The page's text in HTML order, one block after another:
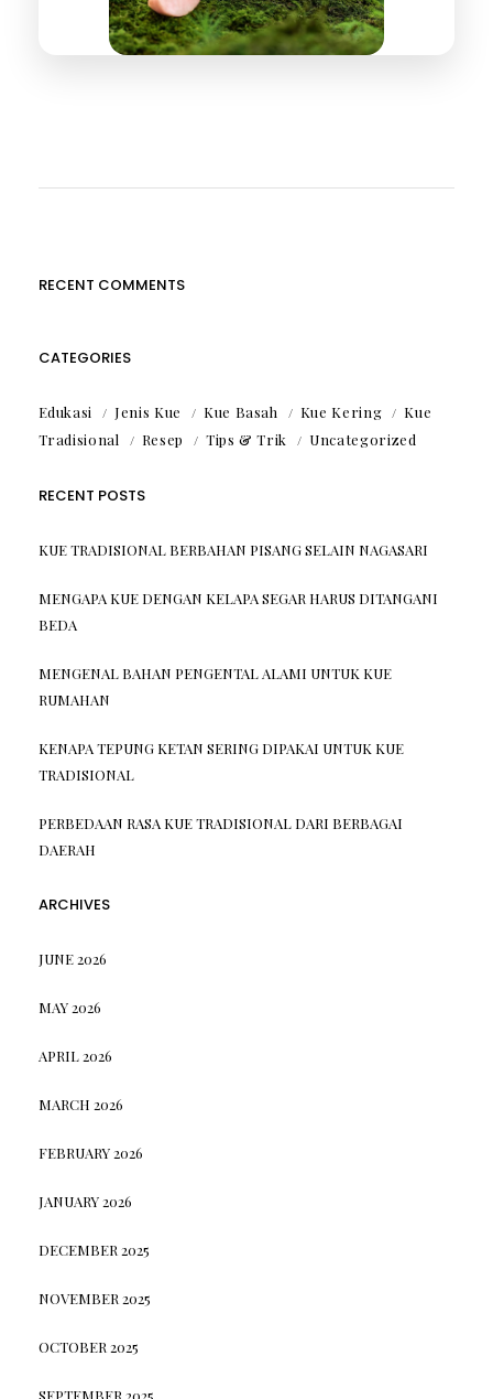
RECENT COMMENTS
CATEGORIES
Edukasi Jenis Kue Kue Basah Kue Kering
Kue
Tradisional
Resep Tips & Trik Uncategorized
RECENT POSTS
KUE TRADISIONAL BERBAHAN PISANG SELAIN NAGASARI
MENGAPA KUE DENGAN KELAPA SEGAR HARUS DITANGANI
BEDA
MENGENAL BAHAN PENGENTAL ALAMI UNTUK KUE
RUMAHAN
KENAPA TEPUNG KETAN SERING DIPAKAI UNTUK KUE
TRADISIONAL
PERBEDAAN RASA KUE TRADISIONAL DARI BERBAGAI
DAERAH
ARCHIVES
JUNE 2026
MAY 2026
APRIL 2026
MARCH 2026
FEBRUARY 2026
JANUARY 2026
DECEMBER 2025
NOVEMBER 2025
OCTOBER 2025